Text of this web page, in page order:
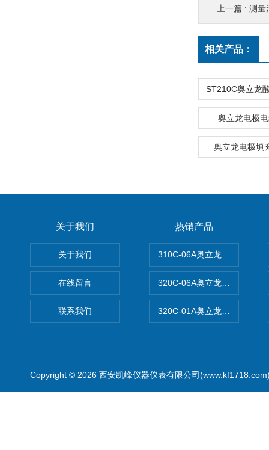
上一篇 : 测量
相关产品：
奥立龙电极
奥立龙电极填
关于我们
关于我们
在线留言
联系我们
热销产品
310C-06A奥立龙实验室台式
320C-06A奥立龙实验室便携
320C-01A奥立龙实验室便携
Copyright © 2026 西安凯峰仪器仪表有限公司